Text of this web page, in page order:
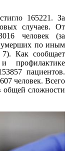
165221. За
случаев. От
человек (за
умерших по иным
Как сообщает
профилактике
пациентов.
человек. Всего
общей сложности